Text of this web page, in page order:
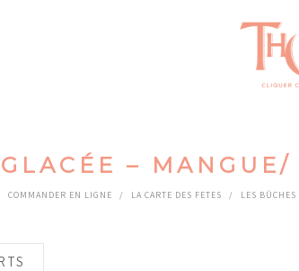
–
COMMANDER EN LIGNE / LA CARTE DES FETES / LES BÛCHES